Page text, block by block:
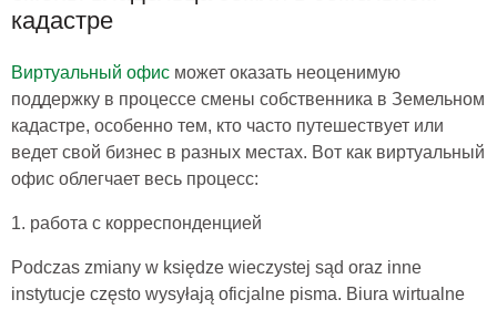
кадастре
Виртуальный офис может оказать неоценимую
поддержку в процессе смены собственника в Земельном
кадастре, особенно тем, кто часто путешествует или
ведет свой бизнес в разных местах. Вот как виртуальный
офис облегчает весь процесс:
1. работа с корреспонденцией
Podczas zmiany w księdze wieczystej sąd oraz inne
instytucje często wysyłają oficjalne pisma. Biura wirtualne